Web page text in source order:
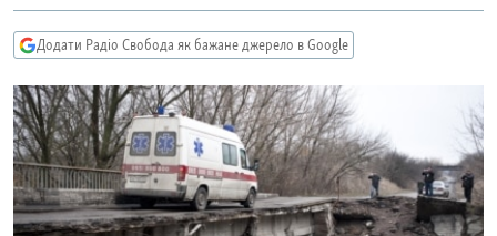
до
пошуку
УКРАЇНА
СВІТ
ТИ ЯК?
СХЕМИ
КИТАЙ.ВИКЛИКИ
МУЛЬТИМЕДІА
ФОТО
Додати Радіо Свобода як бажане джерело в Google